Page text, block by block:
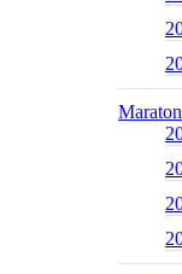
Maraton